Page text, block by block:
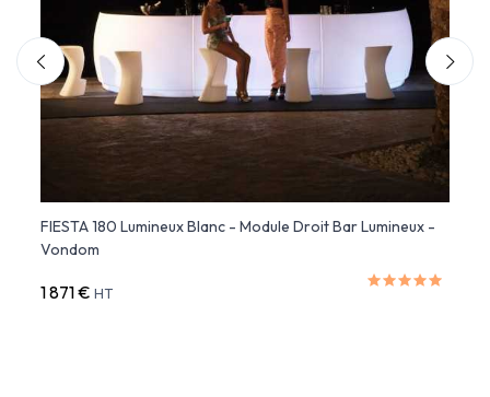
FIESTA 180 Lumineux Blanc - Module Droit Bar Lumineux -
Vondom
1 871 € HT